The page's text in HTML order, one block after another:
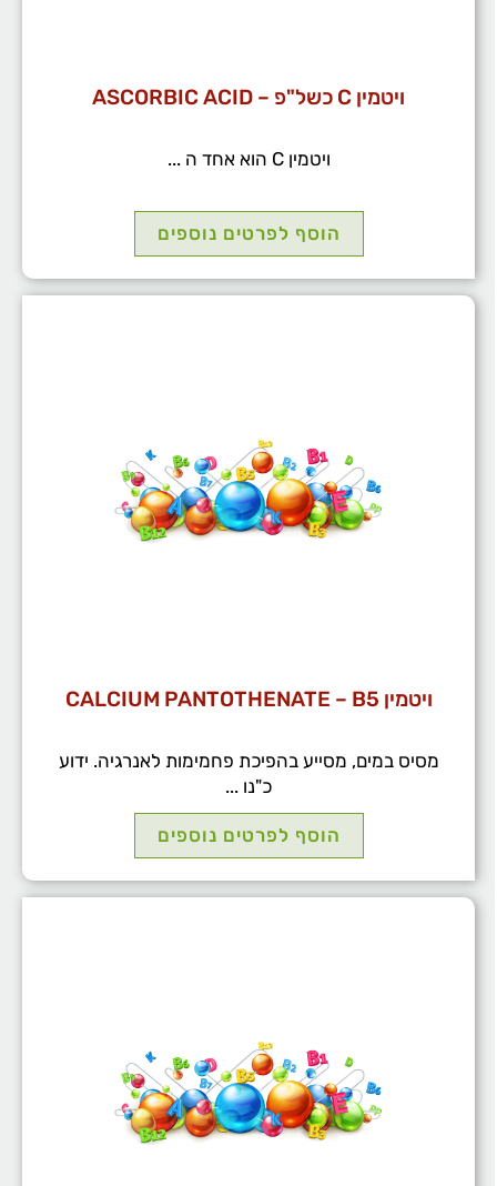
ויטמין C כשל"פ – ASCORBIC ACID
ויטמין C הוא אחד ה ...
הוסף לפרטים נוספים
ויטמין CALCIUM PANTOTHENATE – B5
מסיס במים, מסייע בהפיכת פחמימות לאנרגיה. ידוע
כ"נו ...
הוסף לפרטים נוספים